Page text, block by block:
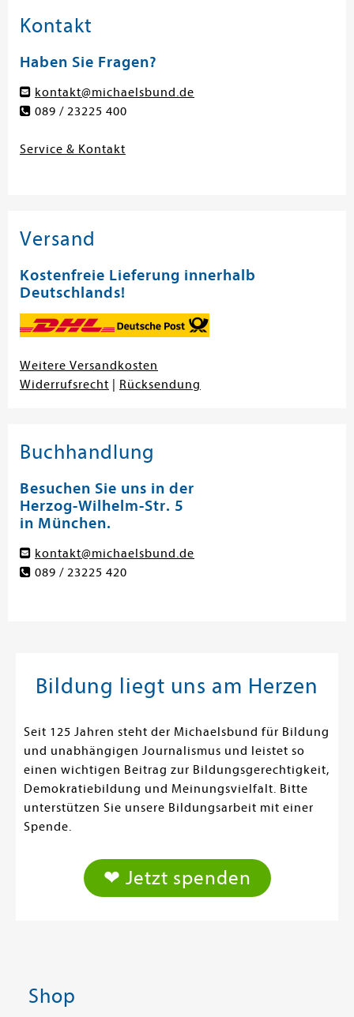
Kontakt
Haben Sie Fragen?
kontakt@michaelsbund.de
089 / 23225 400
Service & Kontakt
Versand
Kostenfreie Lieferung innerhalb
Deutschlands!
Weitere Versandkosten
Widerrufsrecht
Rücksendung
Buchhandlung
Besuchen Sie uns in der
Herzog-Wilhelm-Str. 5
in München.
kontakt@michaelsbund.de
089 / 23225 420
Bildung liegt uns am Herzen
Seit 125 Jahren steht der Michaelsbund für Bildung
und unabhängigen Journalismus und leistet so
einen wichtigen Beitrag zur Bildungsgerechtigkeit,
Demokratiebildung und Meinungsvielfalt. Bitte
unterstützen Sie unsere Bildungsarbeit mit einer
Spende.
❤ Jetzt spenden
Shop